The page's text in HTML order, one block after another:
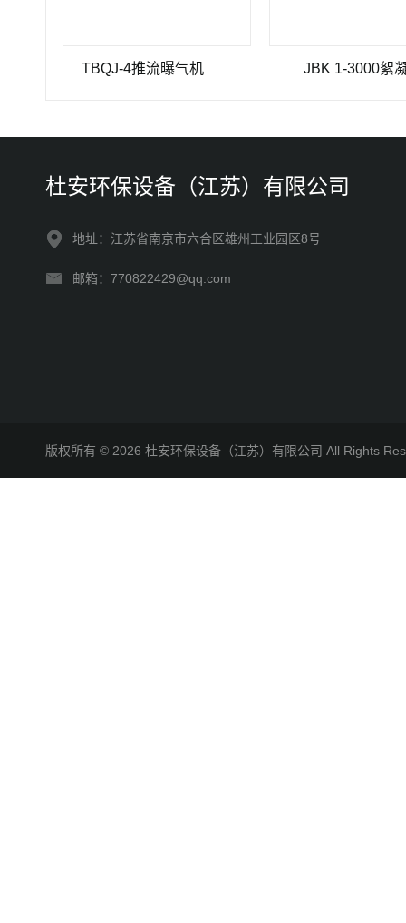
TBQJ-4推流曝气机 JBK 1-3000絮凝搅拌
杜安环保设备（江苏）有限公司
地址：江苏省南京市六合区雄州工业园区8号
邮箱：770822429@qq.com
版权所有 © 2026 杜安环保设备（江苏）有限公司 All Rights